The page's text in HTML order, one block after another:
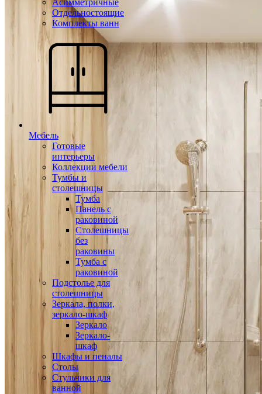
Асимметричные
Отдельностоящие
Комплекты ванн
Мебель
Готовые
интерьеры
Коллекции мебели
Тумбы и
столешницы
Тумба
Панель с
раковиной
Столешницы
без
раковины
Тумба с
раковиной
Подстолье для
столешницы
Зеркала, полки,
зеркало-шкаф
Зеркало
Зеркало-
шкаф
Шкафы и пеналы
Столы
Стульчики для
ванной